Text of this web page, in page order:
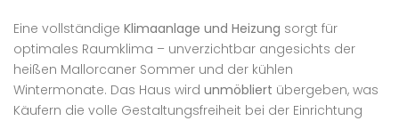
Eine vollständige Klimaanlage und Heizung sorgt für
optimales Raumklima – unverzichtbar angesichts der
heißen Mallorcaner Sommer und der kühlen
Wintermonate. Das Haus wird unmöbliert übergeben, was
Käufern die volle Gestaltungsfreiheit bei der Einrichtung